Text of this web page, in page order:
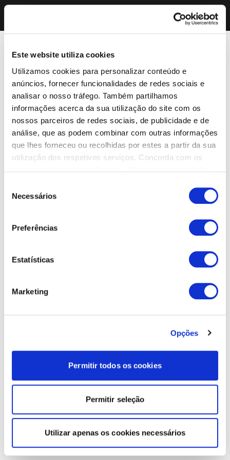
Este website utiliza cookies
Utilizamos cookies para personalizar conteúdo e
anúncios, fornecer funcionalidades de redes sociais e
analisar o nosso tráfego. Também partilhamos
informações acerca da sua utilização do site com os
nossos parceiros de redes sociais, de publicidade e de
análise, que as podem combinar com outras informações
que lhes forneceu ou recolhidas por estes a partir da sua
utilização dos respetivos serviços. Concorda com os
Necessários
Preferências
Estatísticas
Marketing
Opções
Permitir todos os cookies
Permitir seleção
Utilizar apenas os cookies necessários